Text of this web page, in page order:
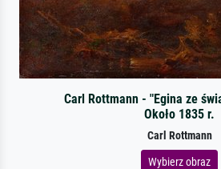
Carl Rottmann - "Egina ze
Około 1835 r.
Carl Rottmann
Wybierz obraz